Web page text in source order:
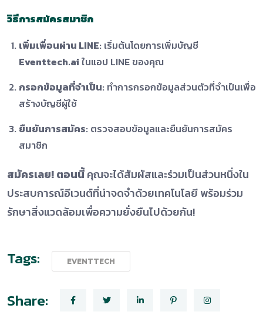
วิธีการสมัครสมาชิก
เพิ่มเพื่อนผ่าน LINE: เริ่มต้นโดยการเพิ่มบัญชี
Eventtech.ai ในแอป LINE ของคุณ
กรอกข้อมูลที่จำเป็น: ทำการกรอกข้อมูลส่วนตัวที่จำเป็นเพื่อ
สร้างบัญชีผู้ใช้
ยืนยันการสมัคร: ตรวจสอบข้อมูลและยืนยันการสมัคร
สมาชิก
สมัครเลย! ตอนนี้คุณจะได้สัมผัสและร่วมเป็นส่วนหนึ่งใน
ประสบการณ์อีเวนต์ที่น่าจดจำด้วยเทคโนโลยี พร้อมร่วม
รักษาสิ่งแวดล้อมเพื่อความยั่งยืนไปด้วยกัน!
Tags: EVENTTECH
Share: